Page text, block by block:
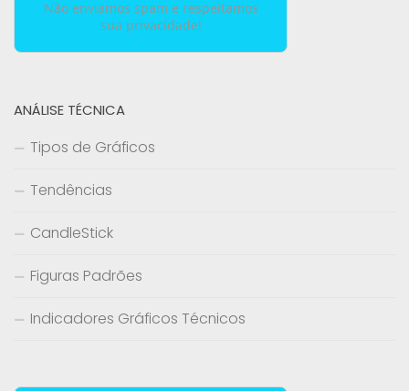
Não enviamos spam e respeitamos
sua privacidade!
ANÁLISE TÉCNICA
Tipos de Gráficos
Tendências
CandleStick
Figuras Padrões
Indicadores Gráficos Técnicos